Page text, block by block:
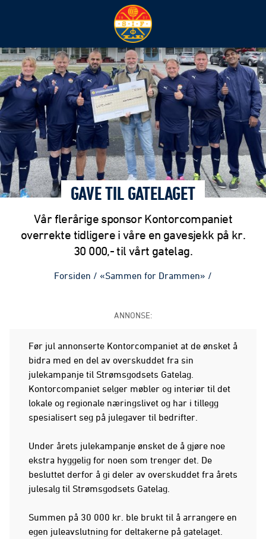
GAVE TIL GATELAGET
Vår flerårige sponsor Kontorcompaniet
overrekte tidligere i våre en gavesjekk på kr.
30 000,- til vårt gatelag.
Forsiden / «Sammen for Drammen» /
ANNONSE:
Før jul annonserte Kontorcompaniet at de ønsket å
bidra med en del av overskuddet fra sin
julekampanje til Strømsgodsets Gatelag.
Kontorcompaniet selger møbler og interiør til det
lokale og regionale næringslivet og har i tillegg
spesialisert seg på julegaver til bedrifter.
Under årets julekampanje ønsket de å gjøre noe
ekstra hyggelig for noen som trenger det. De
besluttet derfor å gi deler av overskuddet fra årets
julesalg til Strømsgodsets Gatelag.
Summen på 30 000 kr. ble brukt til å arrangere en
egen juleavslutning for deltakerne på gatelaget.